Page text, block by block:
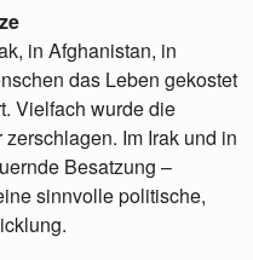
in Afghanistan, in
das Leben gekostet
Vielfach wurde die
Im Irak und in
Besatzung –
sinnvolle politische,